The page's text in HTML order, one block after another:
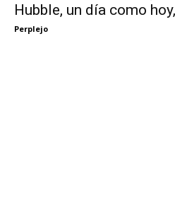
Hubble, un día como
Perplejo